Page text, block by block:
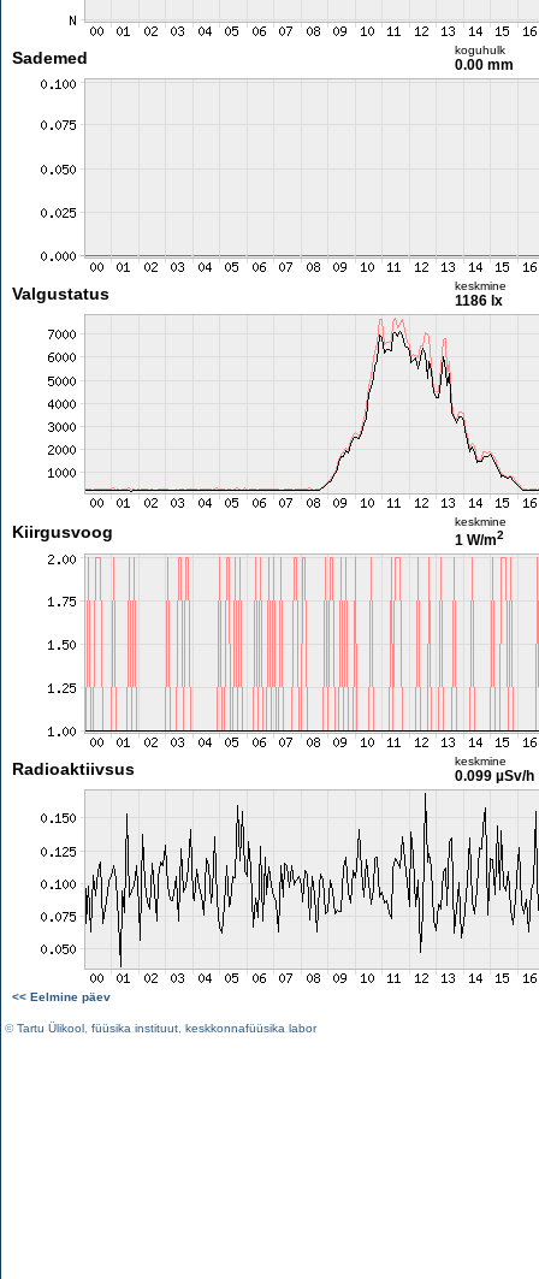
Sademed koguhulk
0.00 mm
Valgustatus keskmine
1186 lx
Kiirgusvoog
keskmine
1 W/m2
Radioaktiivsus keskmine
0.099 µSv/h
<< Eelmine päev
©Tartu Ülikool füüsika instituut keskkonnafüüsika labor